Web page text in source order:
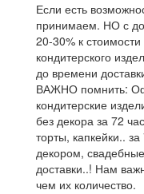
Если есть
принимаем. НО с
20-30% к
кондитерского
до времени
ВАЖНО помнить:
кондитерские
без декора за 72
торты, капкейки..
декором,
доставки..! Нам
чем их количество.